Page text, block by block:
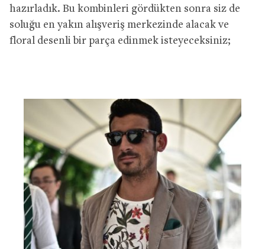
hazırladık. Bu kombinleri gördükten sonra siz de
soluğu en yakın alışveriş merkezinde alacak ve
floral desenli bir parça edinmek isteyeceksiniz;